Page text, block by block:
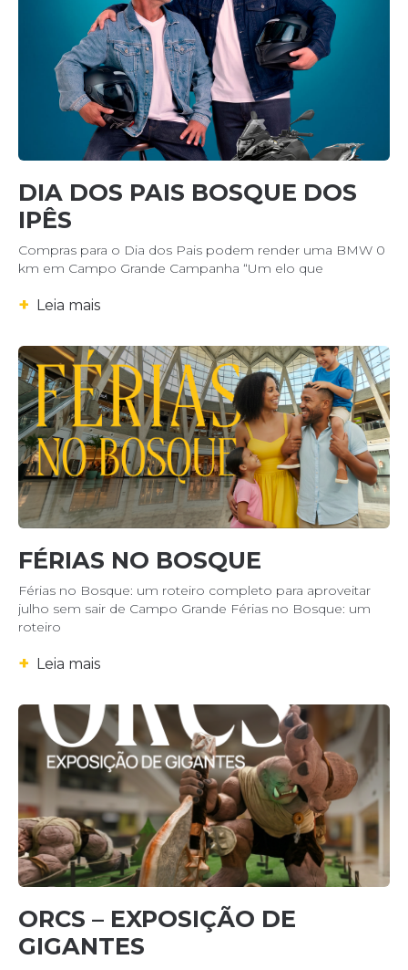
DIA DOS PAIS BOSQUE DOS
IPÊS
Compras para o Dia dos Pais podem render uma BMW 0
km em Campo Grande Campanha “Um elo que
+ Leia mais
FÉRIAS NO BOSQUE
Férias no Bosque: um roteiro completo para aproveitar
julho sem sair de Campo Grande Férias no Bosque: um
roteiro
+ Leia mais
ORCS – EXPOSIÇÃO DE
GIGANTES